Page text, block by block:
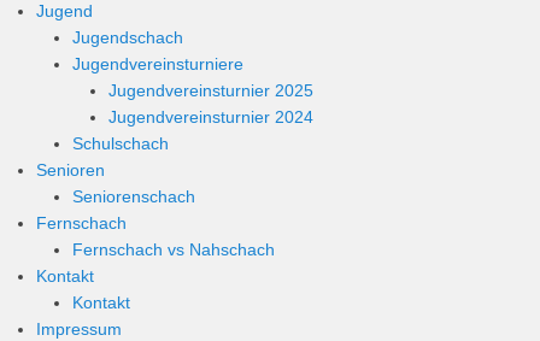
Jugend
Jugendschach
Jugendvereinsturniere
Jugendvereinsturnier 2025
Jugendvereinsturnier 2024
Schulschach
Senioren
Seniorenschach
Fernschach
Fernschach vs Nahschach
Kontakt
Kontakt
Impressum